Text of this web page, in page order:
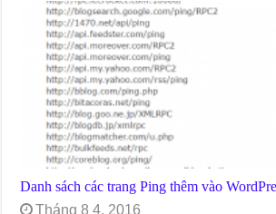
Danh sách các trang Ping thêm vào
Tháng 8 4, 2016